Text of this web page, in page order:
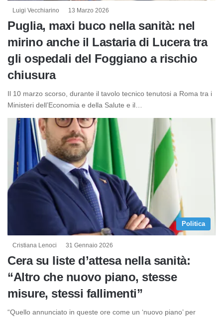
Luigi Vecchiarino 13 Marzo 2026
Puglia, maxi buco nella sanità: nel
mirino anche il Lastaria di Lucera tra
gli ospedali del Foggiano a rischio
chiusura
Il 10 marzo scorso, durante il tavolo tecnico tenutosi a Roma tra i
Ministeri dell’Economia e della Salute e il…
Politica
Cristiana Lenoci 31 Gennaio 2026
Cera su liste d’attesa nella sanità:
“Altro che nuovo piano, stesse
misure, stessi fallimenti”
“Quello annunciato in queste ore come un ‘nuovo piano’ per